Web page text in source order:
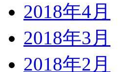
2018年4月
2018年3月
2018年2月